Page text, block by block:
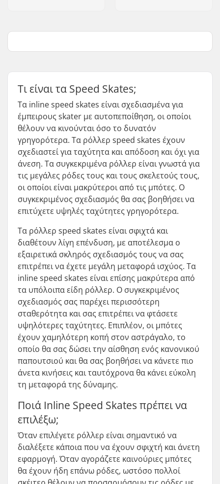
Τι είναι τα Speed Skates;
Τα inline speed skates είναι σχεδιασμένα για
έμπειρους skater με αυτοπεποίθηση, οι οποίοι
θέλουν να κινούνται όσο το δυνατόν
γρηγορότερα. Τα ρόλλερ speed skates έχουν
σχεδιαστεί για ταχύτητα και απόδοση και όχι για
άνεση. Τα συγκεκριμένα ρόλλερ είναι γνωστά για
τις μεγάλες ρόδες τους και τους σκελετούς τους,
οι οποίοι είναι μακρύτεροι από τις μπότες. Ο
συγκεκριμένος σχεδιασμός θα σας βοηθήσει να
επιτύχετε υψηλές ταχύτητες γρηγορότερα.
Τα ρόλλερ speed skates είναι σφιχτά και
διαθέτουν λίγη επένδυση, με αποτέλεσμα ο
εξαιρετικά σκληρός σχεδιασμός τους να σας
επιτρέπει να έχετε μεγάλη μεταφορά ισχύος. Τα
inline speed skates είναι επίσης μακρύτερα από
τα υπόλοιπα είδη ρόλλερ. Ο συγκεκριμένος
σχεδιασμός σας παρέχει περισσότερη
σταθερότητα και σας επιτρέπει να φτάσετε
υψηλότερες ταχύτητες. Επιπλέον, οι μπότες
έχουν χαμηλότερη κοπή στον αστράγαλο, το
οποίο θα σας δώσει την αίσθηση ενός κανονικού
παπουτσιού και θα σας βοηθήσει να κάνετε πιο
άνετα κινήσεις και ταυτόχρονα θα κάνει εύκολη
τη μεταφορά της δύναμης.
Ποιά Inline Speed Skates πρέπει να
επιλέξω;
Όταν επιλέγετε ρόλλερ είναι σημαντικό να
διαλέξετε κάποια που να έχουν σφιχτή και άνετη
εφαρμογή. Όταν αγοράζετε καινούριες μπότες
θα έχουν ήδη επάνω ρόδες, ωστόσο πολλοί